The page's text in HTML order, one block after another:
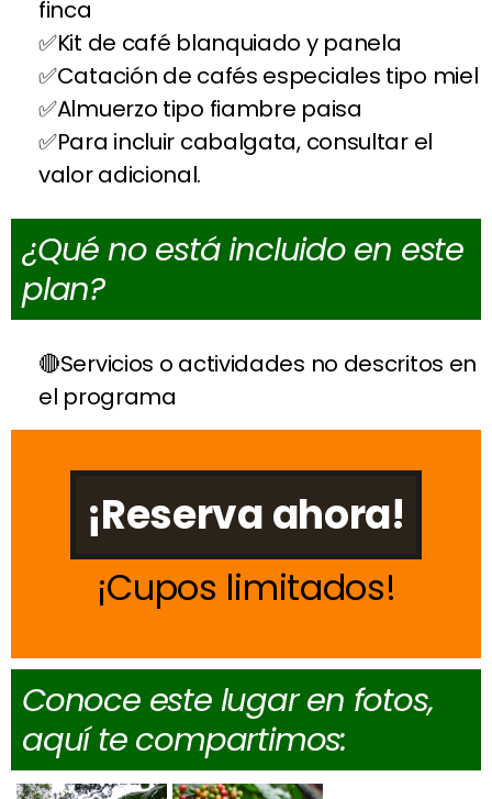
finca
Kit de café blanquiado y panela
Catación de cafés especiales tipo miel
Almuerzo tipo fiambre paisa
Para incluir cabalgata, consultar el
valor adicional.
¿Qué no está incluido en este
plan?
Servicios o actividades no descritos en
el programa
¡Reserva ahora!
Cupos limitados
Conoce este lugar en fotos,
aquí te compartimos: